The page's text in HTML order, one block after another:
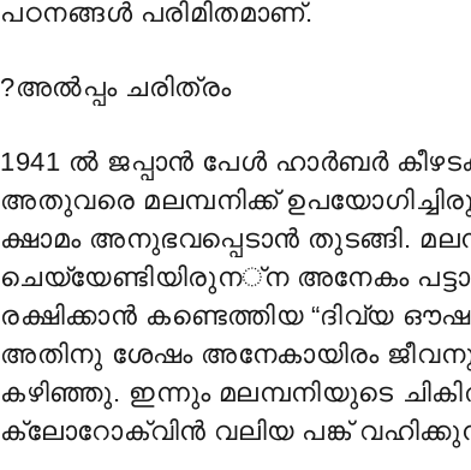
പഠനങ്ങൾ പരിമിതമാണ്.
?അൽപ്പം ചരിത്രം
1941 ൽ ജപ്പാൻ പേൾ ഹാർബർ
അതുവരെ മലമ്പനിക്ക്
ക്ഷാമം അനുഭവപ്പെടാൻ തുടങ്ങി.
ചെയ്യേണ്ടിയിരുന്ന അനേകം
രക്ഷിക്കാൻ കണ്ടെത്തിയ “ദിവ്യ
അതിനു ശേഷം അനേകായിരം
കഴിഞ്ഞു. ഇന്നും മലമ്പനിയുടെ
ക്ലോറോക്വിൻ വലിയ പങ്ക്